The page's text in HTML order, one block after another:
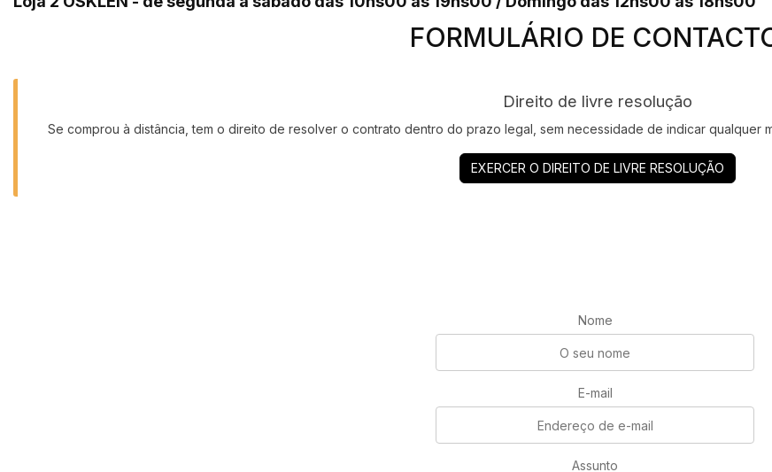
FORMULÁRIO DE
Direito de livre resolução
Se comprou à distância, tem o direito de resolver o contrato dentro do prazo legal, sem necessidade de indicar qualquer
EXERCER O DIREITO DE LIVRE RESOLUÇÃO
Nome
E-mail
Assunto